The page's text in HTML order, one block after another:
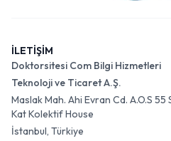
İLETİŞİM
Doktorsitesi Com Bilgi Hizmetleri
Teknoloji ve Ticaret A.Ş.
Maslak Mah. Ahi Evran Cd. A.O.S
Kat Kolektif House
İstanbul, Türkiye